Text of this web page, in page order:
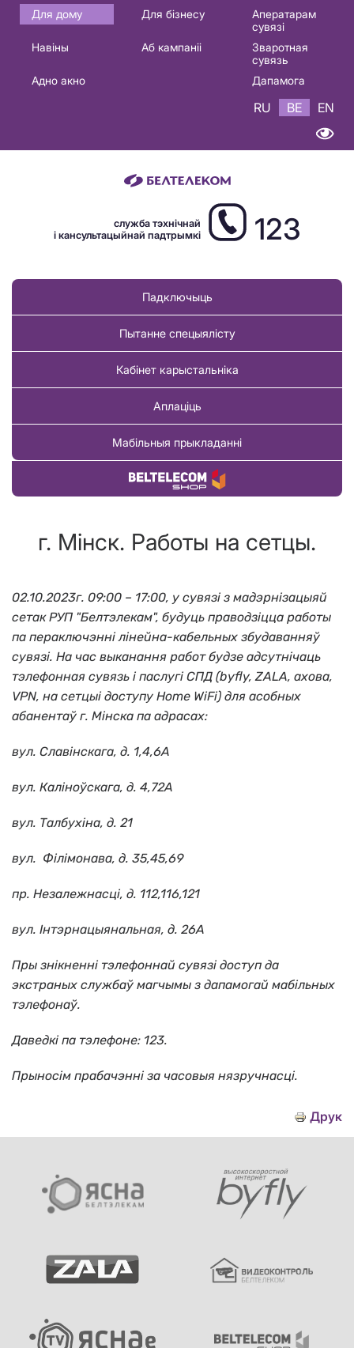
Основная
навигация
Для дому Для бізнесу
Аператарам
сувязі
Навіны
Аб кампаніі
Зваротная
сувязь
Адно акно
Дапамога
RU BE EN
служба тэхнічнай
і кансультацыйнай падтрымкі
123
Падключыць
Пытанне спецыялісту
Кабінет карыстальніка
Аплаціць
Мабільныя прыкладанні
Купіць тавар
г. Мінск. Работы на сетцы.
02.10.2023г. 09:00 – 17:00, у сувязі з мадэрнізацыяй
сетак РУП "Белтэлекам", будуць праводзіцца работы
па пераключэнні лінейна-кабельных збудаванняў
сувязі. На час выканання работ будзе адсутнічаць
тэлефонная сувязь і паслугі СПД (byfly, ZALA, ахова,
VPN, на сетцыі доступу Home WiFi) для асобных
абанентаў г. Мінска па адрасах:
вул. Славiнскага, д. 1,4,6А
вул. Калiноўскага, д. 4,72А
вул. Талбухiна, д. 21
вул. Фiлiмонава, д. 35,45,69
пр. Незалежнасцi, д. 112,116,121
вул. Iнтэрнацыянальная, д. 26А
Пры знікненні тэлефоннай сувязі доступ да
экстраных службаў магчымы з дапамогай мабільных
тэлефонаў.
Даведкі па тэлефоне: 123.
Прыносім прабачэнні за часовыя нязручнасці.
Друк